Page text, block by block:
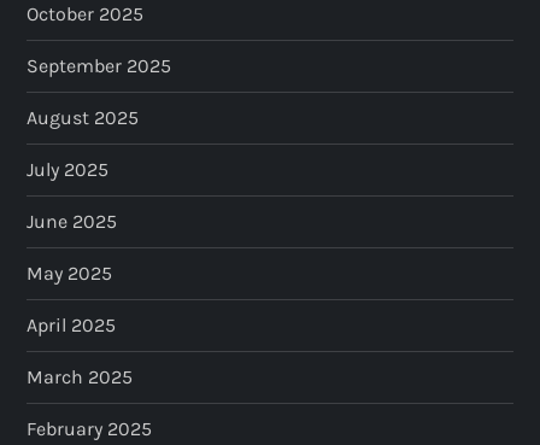
October 2025
September 2025
August 2025
July 2025
June 2025
May 2025
April 2025
March 2025
February 2025